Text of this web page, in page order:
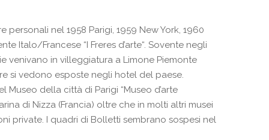
personali nel 1958 Parigi, 1959 New York, 1960
Italo/Francese “I Freres d’arte“. Sovente negli
venivano in villeggiatura a Limone Piemonte
si vedono esposte negli hotel del paese.
Museo della città di Parigi “Museo d’arte
di Nizza (Francia) oltre che in molti altri musei
private. I quadri di Bolletti sembrano sospesi nel